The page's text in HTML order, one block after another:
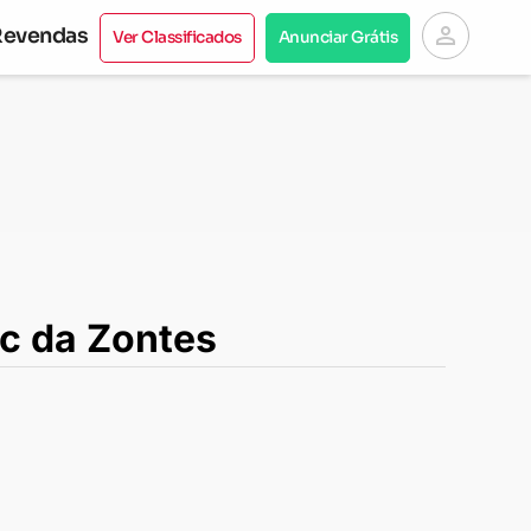
Ver Classificados Anunciar Grátis person
da Zontes